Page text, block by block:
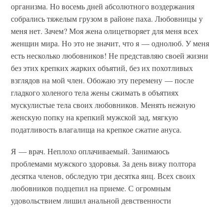
организма. Но восемь дней абсолютного воздержания
собрались тяжелым грузом в районе паха. Любовницы у
меня нет. Зачем? Моя жена олицетворяет для меня всех
женщин мира. Но это не значит, что я — однолюб. У меня
есть несколько любовников! Не представляю своей жизни
без этих крепких жарких объятий, без их похотливых
взглядов на мой член. Обожаю эту перемену — после
гладкого холеного тела жены сжимать в объятиях
мускулистые тела своих любовников. Менять нежную
женскую попку на крепкий мужской зад, мягкую
податливость влагалища на крепкое сжатие ануса.
Я — врач. Неплохо оплачиваемый. Занимаюсь
проблемами мужского здоровья. За день вижу полтора
десятка членов, обследую три десятка яиц. Всех своих
любовников подцепил на приеме. С огромным
удовольствием лишил анальной девственности